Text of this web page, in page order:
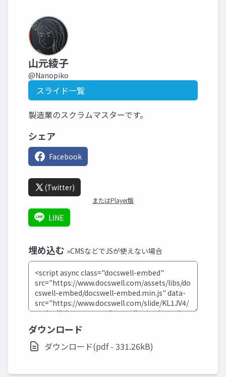
山元綾子
@Nanopiko
スライド一覧
製造業のスクラムマスターです。
シェア
Facebook
(Twitter)
またはPlayer版
LINE
埋め込む »CMSなどでJSが使えない場合
ダウンロード
ダウンロード(pdf - 331.26kB)